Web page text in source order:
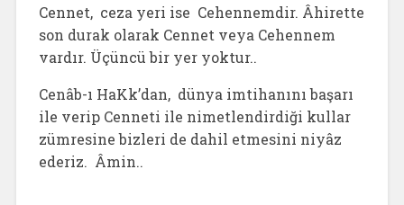
Cennet, ceza yeri ise Cehennemdir. Âhirette
son durak olarak Cennet veya Cehennem
vardır. Üçüncü bir yer yoktur..
Cenâb-ı HaKk’dan, dünya imtihanını başarı
ile verip Cenneti ile nimetlendirdiği kullar
zümresine bizleri de dahil etmesini niyâz
ederiz. Âmin..